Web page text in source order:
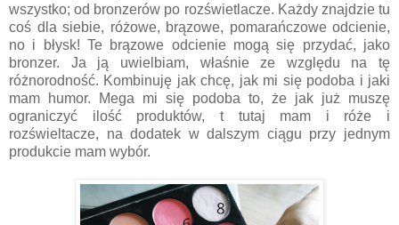
wszystko; od bronzerów po rozświetlacze. Każdy znajdzie tu
coś dla siebie, różowe, brązowe, pomarańczowe odcienie,
no i błysk! Te brązowe odcienie mogą się przydać, jako
bronzer. Ja ją uwielbiam, właśnie ze względu na tę
różnorodność. Kombinuję jak chcę, jak mi się podoba i jaki
mam humor. Mega mi się podoba to, że jak już muszę
ograniczyć ilość produktów, t tutaj mam i róże i
rozświeltacze, na dodatek w dalszym ciągu przy jednym
produkcie mam wybór.